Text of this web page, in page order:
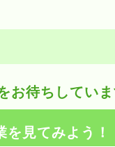
お待ちしていま
見てみよう！